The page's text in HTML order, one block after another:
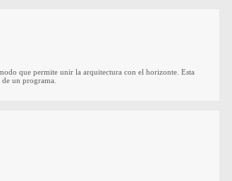
que permite unir la arquitectura con el horizonte. Esta
un programa.